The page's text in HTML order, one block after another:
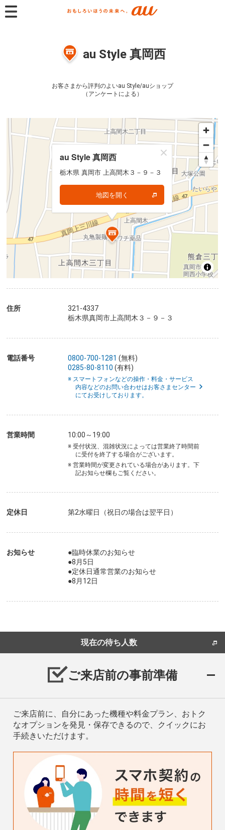
au Style 真岡西
お客さまから評判のよいau Style/auショップ
（アンケートによる）
au Style 真岡西
栃木県 真岡市 上高間木３－９－３
地図を開く
au Style 真岡西
栃木県 真岡市 上高間木３－９－３
地図を開く
住所
321-4337
栃木県真岡市上高間木３－９－３
電話番号 0800-700-1281 (無料)
0285-80-8110 (有料)
※ スマートフォンなどの操作・料金・サービス
内容などのお問い合わせはお客さまセンター
にてお受けしております。
営業時間 10:00～19:00
※ 受付状況、混雑状況によっては営業終了時間前
に受付を終了する場合がございます。
※ 営業時間が変更されている場合があります。下
記お知らせ欄もご覧ください。
定休日 第2水曜日（祝日の場合は翌平日）
お知らせ
●臨時休業のお知らせ
●8月5日
●定休日通常営業のお知らせ
●8月12日
現在の待ち人数
ご来店前の事前準備
ご来店前に、自分にあった機種や料金プラン、おトク
なオプションを発見・保存できるので、クイックにお
手続きいただけます。